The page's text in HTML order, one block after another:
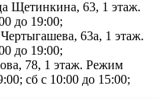
Щетинкина, 63, 1 этаж.
до 19:00;
63а, 1 этаж.
до 19:00;
78, 1 этаж. Режим
сб с 10:00 до 15:00;